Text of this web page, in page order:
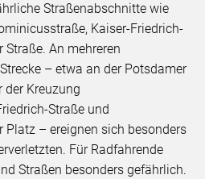
Straßenabschnitte wie
Kaiser-Friedrich-
Straße. An mehreren
– etwa an der Potsdamer
der Kreuzung
Straße und
Platz – ereignen sich besonders
Für Radfahrende
Straßen besonders gefährlich.